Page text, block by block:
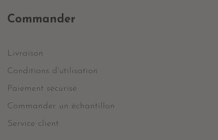
Commander
Livraison
Conditions d'utilisation
Paiement sécurisé
Commander un échantillon
Service client